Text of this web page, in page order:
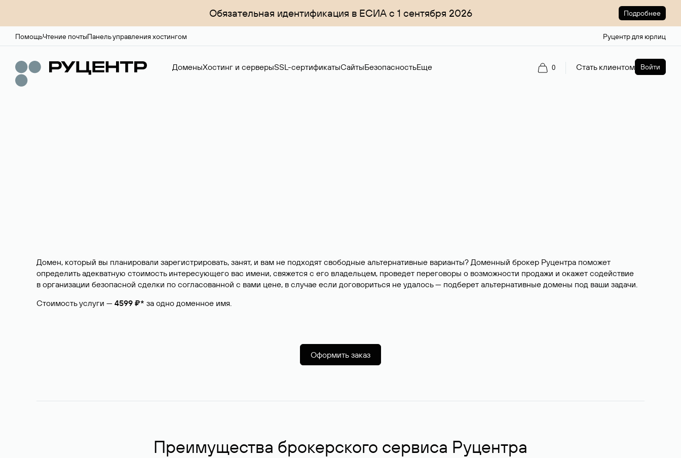
Обязательная идентификация в ЕСИА с 1 сентября 2026 Подробнее
ПомощьЧтение почтыПанель управления хостингом Руцентр для юрлиц
ДоменыХостинг и серверыSSL-сертификатыСайтыБезопасностьЕще 0 Стать клиентом Войти
Домен, который вы планировали зарегистрировать, занят, и вам не подходят свободные альтернативные варианты? Доменный брокер Руцентра поможет
определить адекватную стоимость интересующего вас имени, свяжется с его владельцем, проведет переговоры о возможности продажи и окажет содействие
в организации безопасной сделки по согласованной с вами цене, в случае если договориться не удалось — подберет альтернативные домены под ваши задачи.
Стоимость услуги — 4599 ₽* за одно доменное имя.
Оформить заказ
Преимущества брокерского сервиса Руцентра